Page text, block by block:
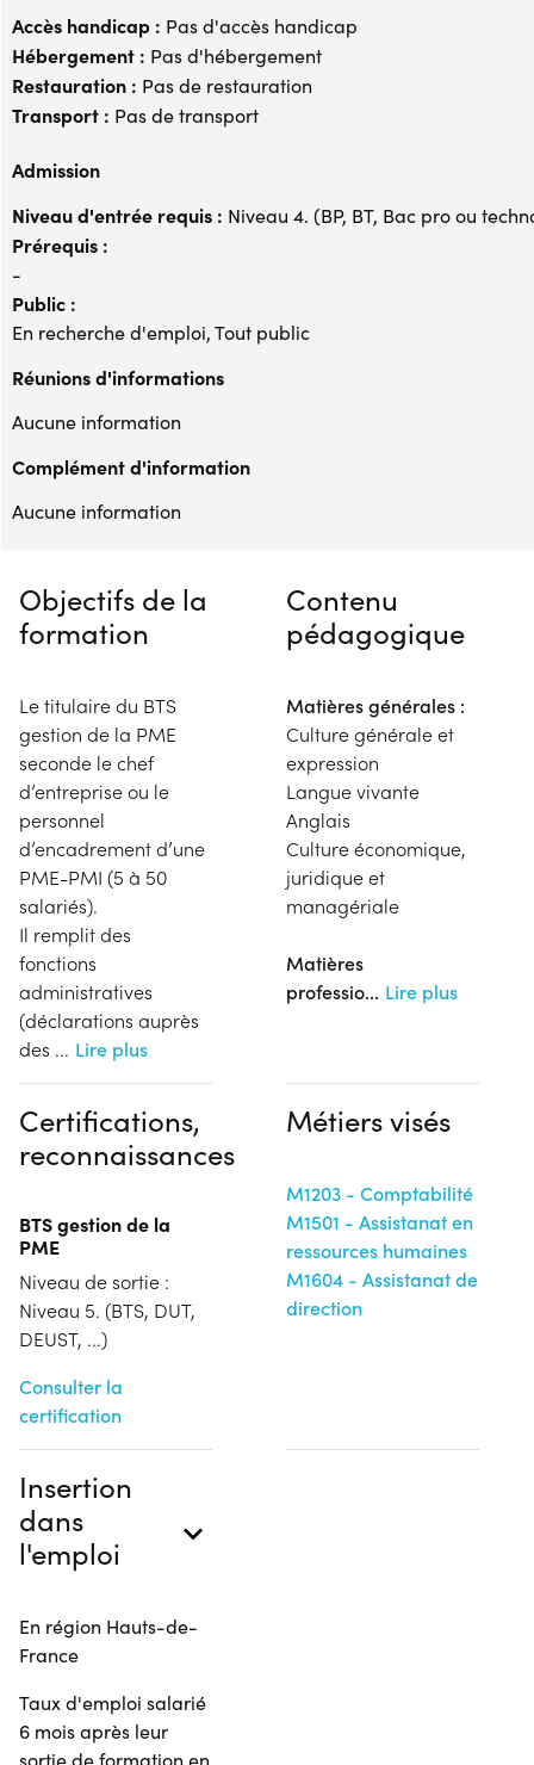
Accès handicap : Pas d'accès handicap
Hébergement : Pas d'hébergement
Restauration : Pas de restauration
Transport : Pas de transport
Admission
Niveau d'entrée requis : Niveau 4. (BP, BT, Bac pro ou
Prérequis :
-
Public :
En recherche d'emploi, Tout public
Réunions d'informations
Aucune information
Complément d'information
Aucune information
Objectifs de la
formation
Le titulaire du BTS
gestion de la PME
seconde le chef
d’entreprise ou le
personnel
d’encadrement d’une
PME-PMI (5 à 50
salariés).
Il remplit des
fonctions
administratives
(déclarations auprès
des ... Lire plus
Contenu
pédagogique
Matières générales :
Culture générale et
expression
Langue vivante
Anglais
Culture économique,
juridique et
managériale
Matières
professio... Lire plus
Certifications,
reconnaissances
BTS gestion de la
PME
Niveau de sortie :
Niveau 5. (BTS, DUT,
DEUST, ...)
Consulter la
certification
Métiers visés
M1203 - Comptabilité
M1501 - Assistanat en
ressources humaines
M1604 - Assistanat de
direction
Insertion
dans
l'emploi
En région Hauts-de-
France
Taux d'emploi salarié
6 mois après leur
sortie de formation en